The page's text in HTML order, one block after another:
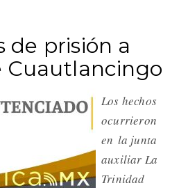
de prisión a
Cuautlancingo
Los hechos
ocurrieron
en la junta
auxiliar La
Trinidad